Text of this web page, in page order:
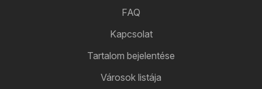
FAQ
Kapcsolat
Tartalom bejelentése
Városok listája